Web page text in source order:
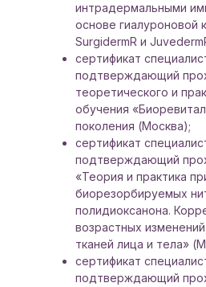
интрадермальными
основе гиалуроновой
SurgidermR и
сертификат
подтверждающий
теоретического и
обучения
поколения (Москва);
сертификат
подтверждающий
«Теория и практика
биорезорбируемых
полидиоксанона.
возрастных
тканей лица и тела»
сертификат
подтверждающий